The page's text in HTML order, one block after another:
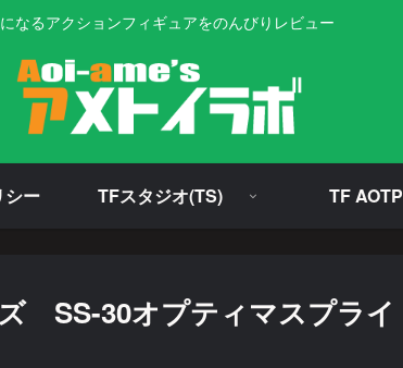
なるアクションフィギュアをのんびりレビュー
シー TFスタジオ(TS) TF AOTP
SS-30オプティマスプライ